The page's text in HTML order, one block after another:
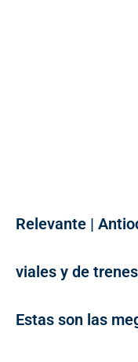
Relevante |
viales y de
Estas son las